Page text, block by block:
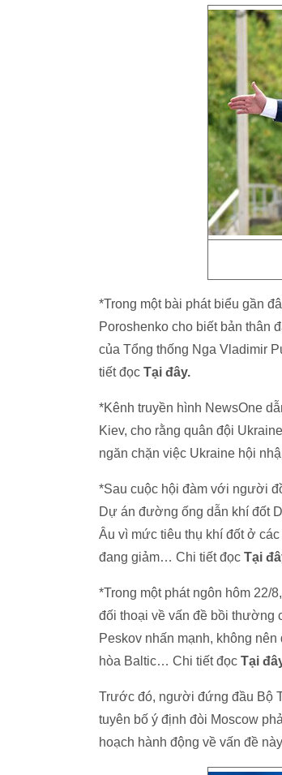
*Trong một bài phát biểu gần
Poroshenko cho biết bản thân
của Tổng thống Nga Vladimir
tiết đọc Tại đây.
*Kênh truyền hình NewsOne
Kiev, cho rằng quân đội
ngăn chặn việc Ukraine hội
*Sau cuộc hội đàm với người
Dự án đường ống dẫn khí đốt
Âu vì mức tiêu thụ khí đốt ở
đang giảm… Chi tiết đọc Tại
*Trong một phát ngôn hôm 22/
đối thoại về vấn đề bồi thường
Peskov nhấn mạnh, không
hòa Baltic… Chi tiết đọc Tại
Trước đó, người đứng đầu Bộ
tuyên bố ý định đòi Moscow
hoạch hành động về vấn đề